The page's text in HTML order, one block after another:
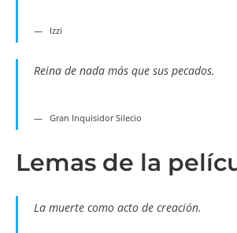
Izzi
Reina de nada más que sus pecados.
Gran Inquisidor Silecio
Lemas de la
La muerte como acto de creación.